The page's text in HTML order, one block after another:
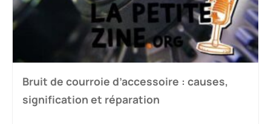
Bruit de courroie d’accessoire : causes,
signification et réparation